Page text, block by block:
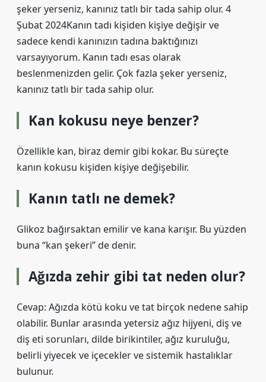
şeker yerseniz, kanınız tatlı bir tada sahip olur. 4
Şubat 2024Kanın tadı kişiden kişiye değişir ve
sadece kendi kanınızın tadına baktığınızı
varsayıyorum. Kanın tadı esas olarak
beslenmenizden gelir. Çok fazla şeker yerseniz,
kanınız tatlı bir tada sahip olur.
Kan kokusu neye benzer?
Özellikle kan, biraz demir gibi kokar. Bu süreçte
kanın kokusu kişiden kişiye değişebilir.
Kanın tatlı ne demek?
Glikoz bağırsaktan emilir ve kana karışır. Bu yüzden
buna “kan şekeri” de denir.
Ağızda zehir gibi tat neden olur?
Cevap: Ağızda kötü koku ve tat birçok nedene sahip
olabilir. Bunlar arasında yetersiz ağız hijyeni, diş ve
diş eti sorunları, dilde birikintiler, ağız kuruluğu,
belirli yiyecek ve içecekler ve sistemik hastalıklar
bulunur.